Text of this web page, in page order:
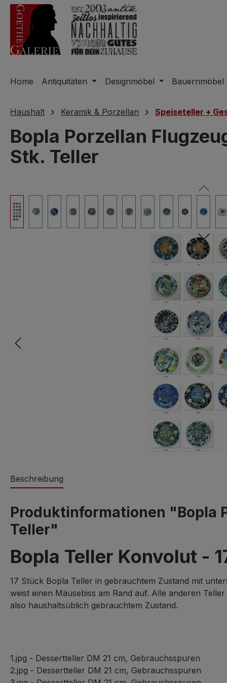
Hauptinhalt springen
Zur Suche springen
Zur Hauptnavigation springen
Home Antiquitäten Designmöbel Bauernmöbel
Haushalt Keramik & Porzellan Speiseteller +
Bopla Porzellan
Stk. Teller
Beschreibung
Produktinformationen "Bopla
Teller"
Bopla Teller Konvolut -
17 Stück Bopla Teller in gebrauchtem Zustand mit
weist einen Mäusebiss am Rand auf. Alle anderen
also haushaltsüblich gebrauchtem Zustand.
1.jpg - Dessertteller DM 21 cm, Gebrauchsspuren
2.jpg - Dessertteller DM 21 cm, Gebrauchsspuren